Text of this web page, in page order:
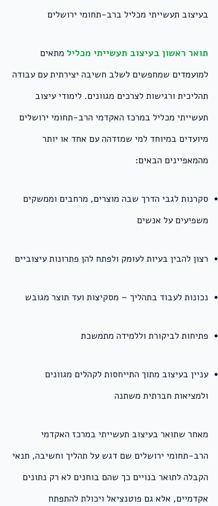
בעיצוב תעשייתי מכליל ברב-תחומי ירושלים
תואר ראשון בעיצוב תעשייתי מכליל מתאים
למועמדים שמחפשים לשלב חשיבה יצירתית עם עבודה
תהליכית ורגישות לצרכים מגוונים. לימודי עיצוב
תעשייתי מכליל במרכז האקדמי הרב-תחומי ירושלים
מיועדים במיוחד למי שמזדהה עם אחד או יותר
מהמאפיינים הבאים:
סקרנות לגבי הדרך שבה מוצרים, מרחבים וממשקים
משפיעים על אנשים
רצון להבין בעיות לעומק ולפתח להן פתרונות עיצוביים
נכונות לעבוד בתהליך – מסקיצות ועד תוצר מגובש
פתיחות לביקורת וללמידה מתמשכת
עניין בעיצוב מתוך התייחסות לקהלים מגוונים
ולמציאות חברתית משתנה
מאחר שתואר בעיצוב תעשייתי במרכז האקדמי
הרב-תחומי ירושלים שם דגש על תהליך וחשיבה, תנאי
הקבלה לתואר בנויים כך שהם בוחנים לא רק נתונים
אקדמיים, אלא גם פוטנציאל ויכולת להתפתח